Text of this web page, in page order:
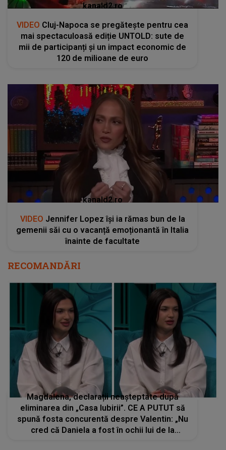
kanald2.ro
VIDEO Cluj-Napoca se pregătește pentru cea
mai spectaculoasă ediție UNTOLD: sute de
mii de participanți și un impact economic de
120 de milioane de euro
kanald2.ro
VIDEO Jennifer Lopez își ia rămas bun de la
gemenii săi cu o vacanță emoționantă în Italia
înainte de facultate
RECOMANDĂRI
Magdalena, declarații neașteptate după
eliminarea din „Casa Iubirii”. CE A PUTUT să
spună fosta concurentă despre Valentin: „Nu
cred că Daniela a fost în ochii lui de la